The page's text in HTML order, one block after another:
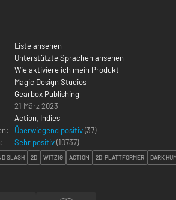
Liste ansehen
Unterstützte Sprachen ansehen
Wie aktiviere ich mein Produkt
Magic Design Studios
Gearbox Publishing
21 März 2023
Action, Indies
Überwiegend positiv(37)
Sehr positiv(10737)
SLASH 2D WITZIG ACTION 2D-PLATTFORMER DARK